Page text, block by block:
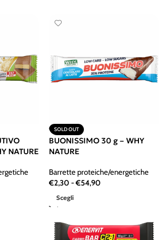
NATURE
SOLD OUT
BUONISSIMO 30 g – WHY
NATURE
Barrette proteiche/energetiche
€2,30 -€54,90
Scegli